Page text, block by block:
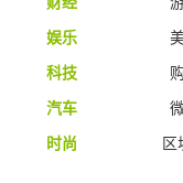
娱乐
科技
汽车
时尚
区